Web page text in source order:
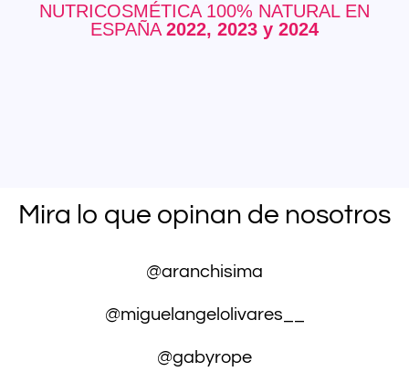
NUTRICOSMÉTICA 100% NATURAL EN
ESPAÑA 2022, 2023 y 2024
Mira lo que opinan de nosotros
@aranchisima
@miguelangelolivares__
@gabyrope